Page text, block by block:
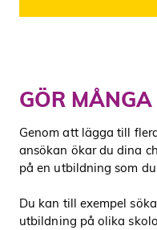
GÖR
Genom att lägga till
ansökan ökar du dina
på en utbildning som du
Du kan till exempel
utbildning på olika